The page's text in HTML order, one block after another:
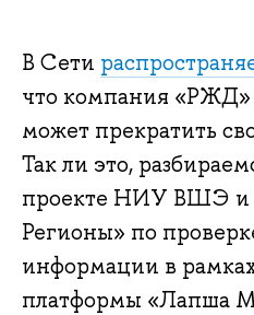
В Сети
что компания
может прекратить
Так ли это,
проекте НИУ ВШЭ и
Регионы» по
информации в
платформы «Лапша